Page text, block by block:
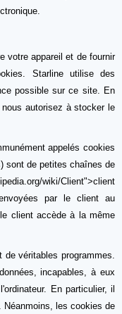
votre appareil et de fournir
Starline utilise des
possible sur ce site. En
autorisez à stocker le
appelés cookies
sont de petites chaînes de
wiki/Client">client
par le client au
client accède à la même
véritables programmes.
incapables, à eux
En particulier, il
Néanmoins, les cookies de